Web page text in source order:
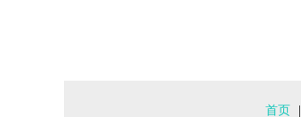
首页